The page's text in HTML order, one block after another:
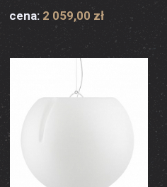
cena: 2 059,00 zł